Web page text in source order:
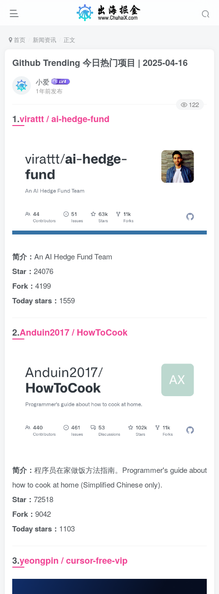
首页 新闻资讯 正文
Github Trending 今日热门项目 | 2025-04-16
小爱
1年前发布
122
1.virattt / ai-hedge-fund
简介： An AI Hedge Fund Team
Star： 24076
Fork： 4199
Today stars： 1559
2.Anduin2017 / HowToCook
简介： 程序员在家做饭方法指南。Programmer's guide about
how to cook at home (Simplified Chinese only).
Star： 72518
Fork： 9042
Today stars： 1103
3.yeongpin / cursor-free-vip